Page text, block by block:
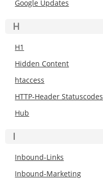
Google Updates
H
H1
Hidden Content
htaccess
HTTP-Header Statuscodes
Hub
I
Inbound-Links
Inbound-Marketing